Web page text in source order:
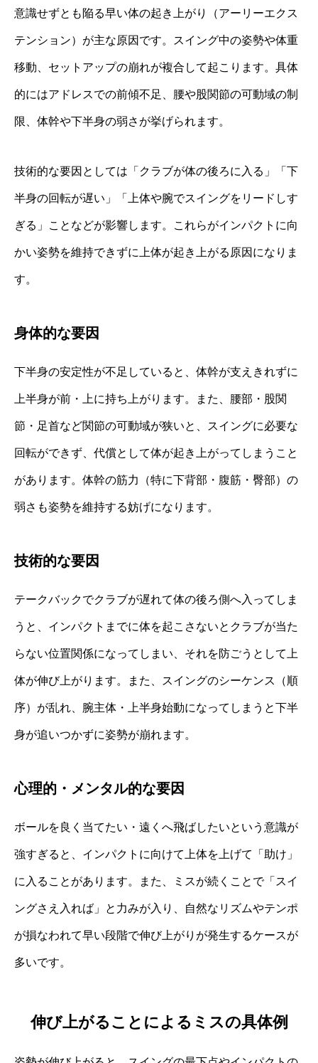
意識せずとも陥る早い体の起き上がり（アーリーエクス
テンション）が主な原因です。スイング中の姿勢や体重
移動、セットアップの崩れが複合して起こります。具体
的にはアドレスでの前傾不足、腰や股関節の可動域の制
限、体幹や下半身の弱さが挙げられます。
技術的な要因としては「クラブが体の後ろに入る」「下
半身の回転が遅い」「上体や腕でスイングをリードしす
ぎる」ことなどが影響します。これらがインパクトに向
かい姿勢を維持できずに上体が起き上がる原因になりま
す。
身体的な要因
下半身の安定性が不足していると、体幹が支えきれずに
上半身が前・上に持ち上がります。また、腰部・股関
節・足首など関節の可動域が狭いと、スイングに必要な
回転ができず、代償として体が起き上がってしまうこと
があります。体幹の筋力（特に下背部・腹筋・臀部）の
弱さも姿勢を維持する妨げになります。
技術的な要因
テークバックでクラブが遅れて体の後ろ側へ入ってしま
うと、インパクトまでに体を起こさないとクラブが当た
らない位置関係になってしまい、それを防ごうとして上
体が伸び上がります。また、スイングのシーケンス（順
序）が乱れ、腕主体・上半身始動になってしまうと下半
身が追いつかずに姿勢が崩れます。
心理的・メンタル的な要因
ボールを良く当てたい・遠くへ飛ばしたいという意識が
強すぎると、インパクトに向けて上体を上げて「助け」
に入ることがあります。また、ミスが続くことで「スイ
ングさえ入れば」と力みが入り、自然なリズムやテンポ
が損なわれて早い段階で伸び上がりが発生するケースが
多いです。
伸び上がることによるミスの具体例